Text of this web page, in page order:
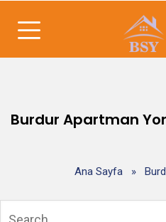
Burdur Apartman
Ana Sayfa »